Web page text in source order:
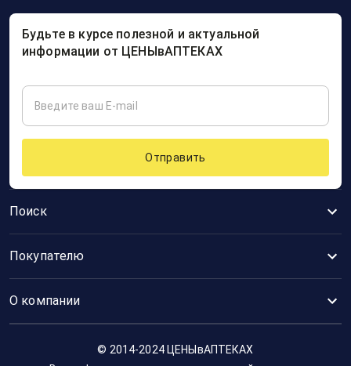
Поиск
Покупателю
О компании
Будьте в курсе полезной и актуальной
информации от ЦЕНЫвАПТЕКАХ
Отправить
© 2014-2024 ЦЕНЫвАПТЕКАХ